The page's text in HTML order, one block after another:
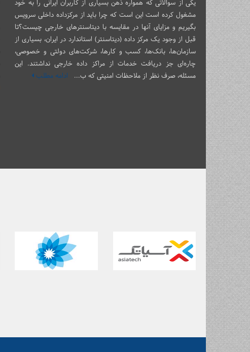
یکی از سوالاتی که همواره ذهن بسیاری از کاربران ایرانی را به خود
مشغول کرده است این است که چرا باید از مرکزداده داخلی سرویس
بگیریم و مزایای آنها در مقایسه با دیتاسنترهای خارجی چیست؟تا
قبل از وجود یک مرکز داده (دیتاسنتر) استاندارد در ایران، بسیاری از
سازمان‌ها، بانک‌ها، کسب و کارها، شرکت‌های دولتی و خصوصی،
چاره‌ای جز دریافت خدمات از مراکز داده خارجی نداشتند. این
مسئله، صرف نظر از ملاحظات امنیتی که ب... ادامه مطلب